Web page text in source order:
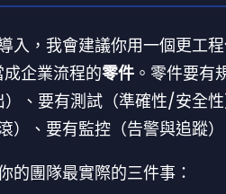
入，我會建議你用一個更工
企業流程的零件 。零件要有
、要有測試（準確性/安全
）、要有監控（告警與追蹤
的團隊最實際的三件事：